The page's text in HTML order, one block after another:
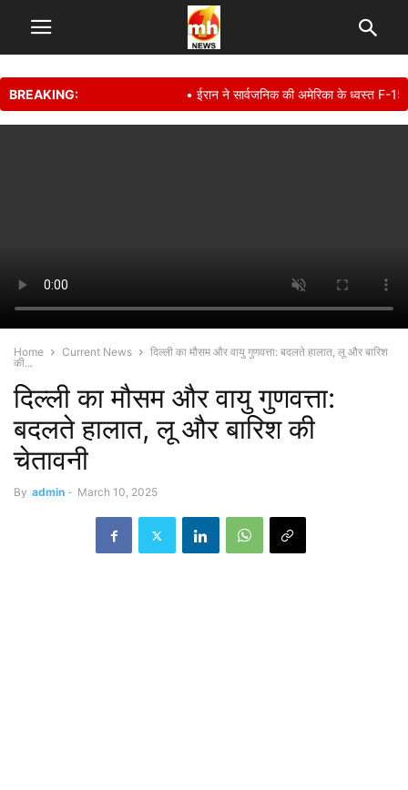
BREAKING: • ईरान ने सार्वजनिक की अमेरिका के ध्वस्त F-15E
Home Current News
दिल्ली का मौसम और वायु गुणवत्ता: बदलते हालात, लू और बारिश
की...
दिल्ली का मौसम और वायु गुणवत्ता:
बदलते हालात, लू और बारिश की
चेतावनी
By admin - March 10, 2025